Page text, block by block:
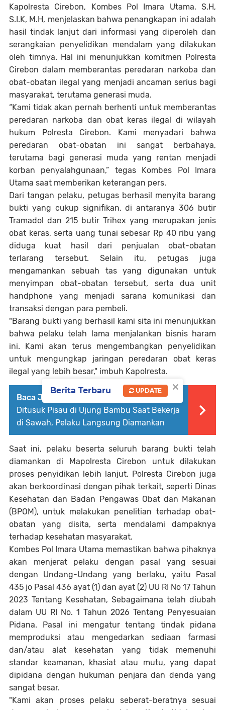
Kapolresta Cirebon, Kombes Pol Imara Utama, S.H,
S.I.K, M.H, menjelaskan bahwa penangkapan ini adalah
hasil tindak lanjut dari informasi yang diperoleh dan
serangkaian penyelidikan mendalam yang dilakukan
oleh timnya. Hal ini menunjukkan komitmen Polresta
Cirebon dalam memberantas peredaran narkoba dan
obat-obatan ilegal yang menjadi ancaman serius bagi
masyarakat, terutama generasi muda.
“Kami tidak akan pernah berhenti untuk memberantas
peredaran narkoba dan obat keras ilegal di wilayah
hukum Polresta Cirebon. Kami menyadari bahwa
peredaran obat-obatan ini sangat berbahaya,
terutama bagi generasi muda yang rentan menjadi
korban penyalahgunaan,” tegas Kombes Pol Imara
Utama saat memberikan keterangan pers.
Dari tangan pelaku, petugas berhasil menyita barang
bukti yang cukup signifikan, di antaranya 306 butir
Tramadol dan 215 butir Trihex yang merupakan jenis
obat keras, serta uang tunai sebesar Rp 40 ribu yang
diduga kuat hasil dari penjualan obat-obatan
terlarang tersebut. Selain itu, petugas juga
mengamankan sebuah tas yang digunakan untuk
menyimpan obat-obatan tersebut, serta dua unit
handphone yang menjadi sarana komunikasi dan
transaksi dengan para pembeli.
"Barang bukti yang berhasil kami sita ini menunjukkan
bahwa pelaku telah lama menjalankan bisnis haram
ini. Kami akan terus mengembangkan penyelidikan
untuk mengungkap jaringan peredaran obat keras
ilegal yang lebih besar," imbuh Kapolresta.
Baca Juga :
Pria di Sampang Tewas
Ditusuk Pisau di Ujung Bambu Saat Bekerja
di Sawah, Pelaku Langsung Diamankan
Saat ini, pelaku beserta seluruh barang bukti telah
diamankan di Mapolresta Cirebon untuk dilakukan
proses penyidikan lebih lanjut. Polresta Cirebon juga
akan berkoordinasi dengan pihak terkait, seperti Dinas
Kesehatan dan Badan Pengawas Obat dan Makanan
(BPOM), untuk melakukan penelitian terhadap obat-
obatan yang disita, serta mendalami dampaknya
terhadap kesehatan masyarakat.
Kombes Pol Imara Utama memastikan bahwa pihaknya
akan menjerat pelaku dengan pasal yang sesuai
dengan Undang-Undang yang berlaku, yaitu Pasal
435 jo Pasal 436 ayat (1) dan ayat (2) UU RI No 17 Tahun
2023 Tentang Kesehatan, Sebagaimana telah diubah
dalam UU RI No. 1 Tahun 2026 Tentang Penyesuaian
Pidana. Pasal ini mengatur tentang tindak pidana
memproduksi atau mengedarkan sediaan farmasi
dan/atau alat kesehatan yang tidak memenuhi
standar keamanan, khasiat atau mutu, yang dapat
dipidana dengan hukuman penjara dan denda yang
sangat besar.
"Kami akan proses pelaku seberat-beratnya sesuai
×
Berita Terbaru UPDATE